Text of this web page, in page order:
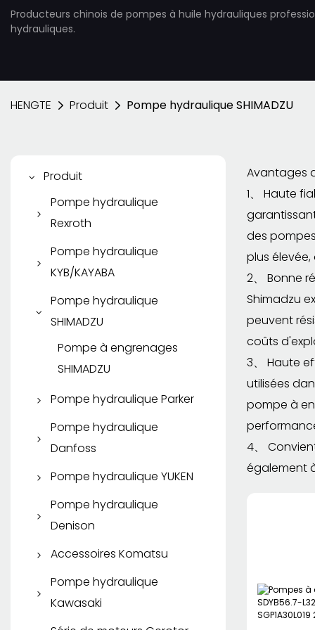
Producteurs chinois de pompes à huile hydrauliques
hydrauliques.
HENGTE Produit Pompe hydraulique SHIMADZU
Produit
Pompe hydraulique
Rexroth
Pompe à piston Rexroth
Pompe à palettes
Rexroth
Pompe à engrenages
Rexroth
Moteur hydraulique
Rexroth
Pompe hydraulique
KYB/KAYABA
Pompe à engrenages
KYB/KAYABA
Pompe à piston KYB
Moteur de voyage KYB
Pompe hydraulique
SHIMADZU
Pompe à engrenages
SHIMADZU
Pompe hydraulique Parker
Pompe à piston Parker
Pompe à palettes Parker
Pompe à engrenages
Parker
Moteur hydraulique
Parker
Pompe hydraulique
Danfoss
Pompe à piston Danfoss
Pompe à engrenages
Danfoss
Pompe hydraulique YUKEN
Pompe à piston YUKEN
Pompe à palettes YUKEN
Pompe hydraulique
Denison
Pompe à piston Denison
Pompe à palettes
Denison
Accessoires Komatsu
Pièces détachées
Komatsu
Pompe hydraulique
Kawasaki
Avantages
1、 Haute
des
plus
2、 Bonne
Shimadzu
peuvent
coûts
3、 Haute
utilisées
pompe à
4、
également